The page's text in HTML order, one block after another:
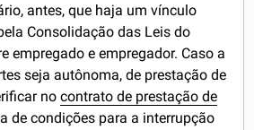
antes, que haja um vínculo
Consolidação das Leis do
empregado e empregador. Caso a
seja autônoma, de prestação de
nocontrato de prestação de
de condições para a interrupção